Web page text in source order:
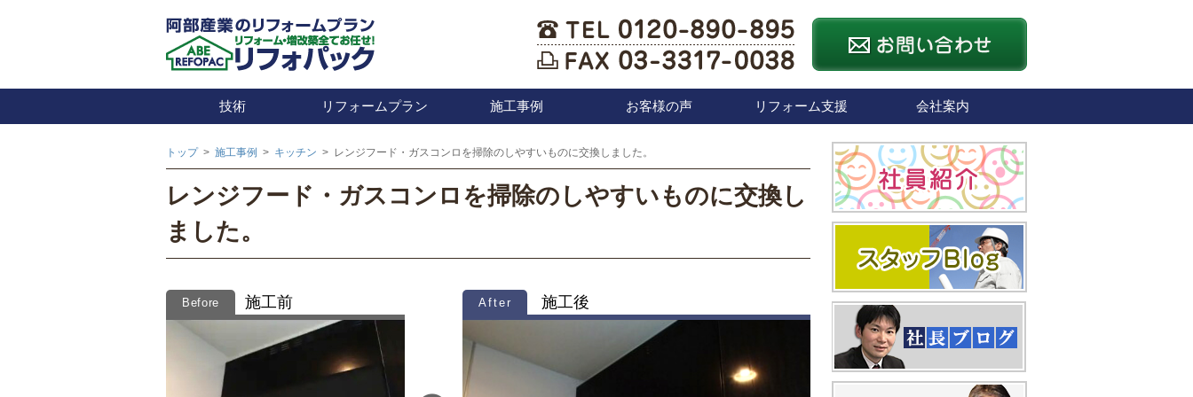
技術 リフォームプラン 施工事例 お客様の声 リフォーム支援 会社案内
トップ> 施工事例 > キッチン > レンジフード・ガスコンロを掃除のしやすいものに交換しました。
レンジフード・ガスコンロを掃除のしやすいものに交換し
ました。
施工前 施工後